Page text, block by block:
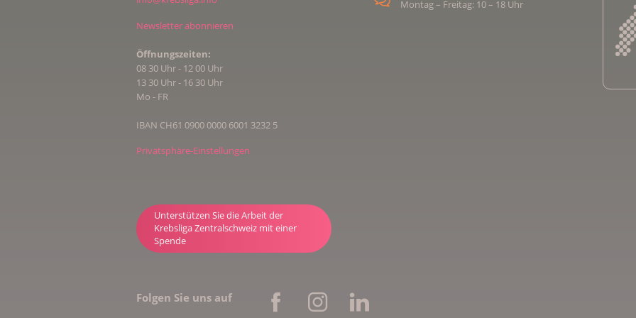
Newsletter abonnieren
Öffnungszeiten:
08 30 Uhr - 12 00 Uhr
13 30 Uhr - 16 30 Uhr
Mo - FR
IBAN CH61 0900 0000 6001 3232 5
Privatsphäre-Einstellungen
Unterstützen Sie die Arbeit der
Krebsliga Zentralschweiz mit einer
Spende
Montag – Freitag: 10 – 18 Uhr
Folgen Sie uns auf